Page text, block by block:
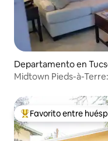
Departamento en
Midtown Pieds-à-
Favorito entre los
Favorito entre